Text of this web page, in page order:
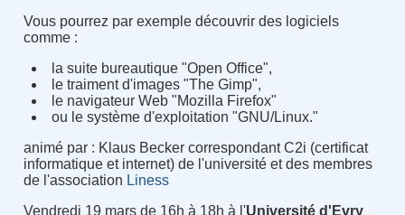
Vous pourrez par exemple découvrir des logiciels
comme :
la suite bureautique "Open Office",
le traiment d'images "The Gimp",
le navigateur Web "Mozilla Firefox"
ou le système d'exploitation "GNU/Linux."
animé par : Klaus Becker correspondant C2i (certificat
informatique et internet) de l'université et des membres
de l'association Liness
Vendredi 19 mars de 16h à 18h à l'Université d'Evry